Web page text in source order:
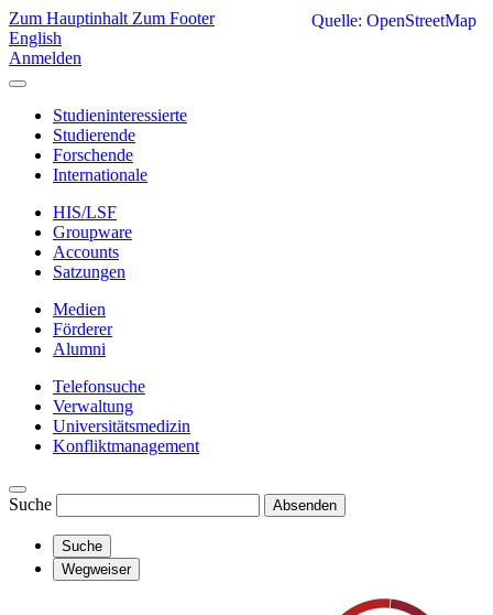
Zum Hauptinhalt Zum Footer
English
Anmelden
Studieninteressierte
Studierende
Forschende
Internationale
HIS/LSF
Groupware
Accounts
Satzungen
Medien
Förderer
Alumni
Telefonsuche
Verwaltung
Universitätsmedizin
Konfliktmanagement
Suche Absenden
Suche
Wegweiser
Quelle: OpenStreetMap